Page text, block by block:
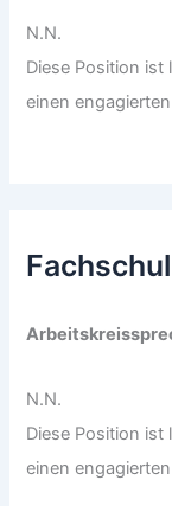
N.N.
Diese Position
einen
N.N.
Diese Position
einen